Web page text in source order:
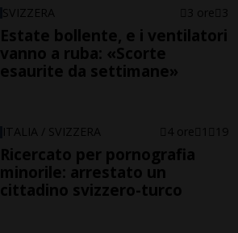
SVIZZERA 3 ore 3
Estate bollente, e i ventilatori
vanno a ruba: «Scorte
esaurite da settimane»
ITALIA / SVIZZERA 4 ore 1 19
Ricercato per pornografia
minorile: arrestato un
cittadino svizzero-turco